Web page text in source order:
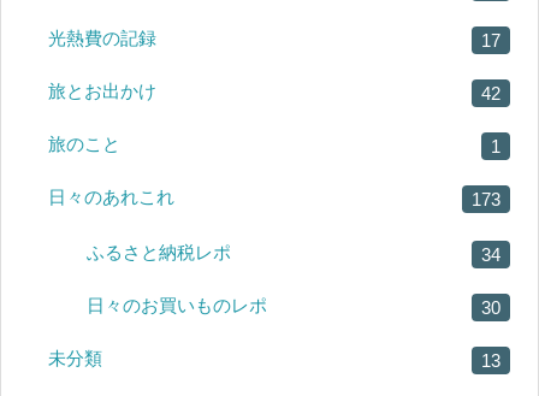
光熱費の記録 17
旅とお出かけ 42
旅のこと 1
日々のあれこれ 173
ふるさと納税レポ 34
日々のお買いものレポ 30
未分類 13